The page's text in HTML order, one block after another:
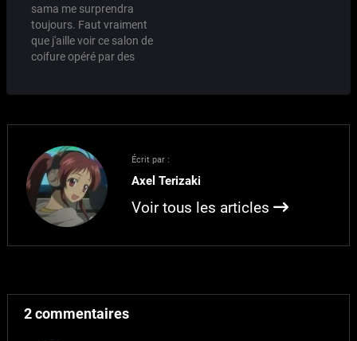
sama me surprendra
toujours. Faut vraiment
que j'aille voir ce salon de
coifure opéré par des
Écrit par :
Axel Terizaki
Voir tous les articles
2 commentaires